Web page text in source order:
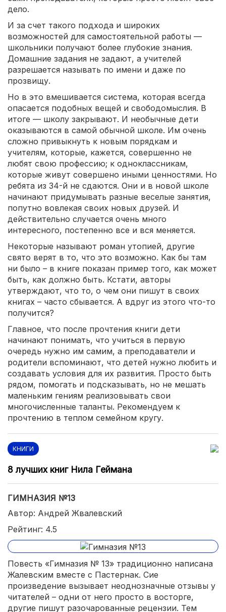
дело.
И за счет такого подхода и широких
возможностей для самостоятельной работы —
школьники получают более глубокие знания.
Домашние задания не задают, а учителей
разрешается называть по имени и даже по
прозвищу.
Но в это вмешивается система, которая всегда
опасается подобных вещей и свободомыслия. В
итоге — школу закрывают. И необычные дети
оказываются в самой обычной школе. Им очень
сложно привыкнуть к новым порядкам и
учителям, которые, кажется, совершенно не
любят свою профессию; к одноклассникам,
которые живут совершено иными ценностями. Но
ребята из 34-й не сдаются. Они и в новой школе
начинают придумывать разные веселые занятия,
попутно вовлекая своих новых друзей. И
действительно случается очень много
интересного, постепенно все и вся меняется.
Некоторые называют роман утопией, другие
свято верят в то, что это возможно. Как бы там
ни было – в книге показан пример того, как может
быть, как должно быть. Кстати, авторы
утверждают, что то, о чем они пишут в своих
книгах – часто сбывается. А вдруг из этого что-то
получится?
Главное, что после прочтения книги дети
начинают понимать, что учиться в первую
очередь нужно им самим, а преподаватели и
родители вспоминают, что детей нужно любить и
создавать условия для их развития. Просто быть
рядом, помогать и подсказывать, но не мешать
маленьким гениям реализовывать свои
многочисленные таланты. Рекомендуем к
прочтению в теплом семейном кругу.
КНИГИ
8 лучших книг Нила Геймана
ГИМНАЗИЯ №13
Автор: Андрей Жвалевский
Рейтинг: 4.5
Повесть «Гимназия № 13» традиционно написана
Жалевским вместе с Пастернак. Сие
произведение вызывает неоднозначные отзывы у
читателей – одни от него просто в восторге,
другие пишут разочарованные рецензии. Тем